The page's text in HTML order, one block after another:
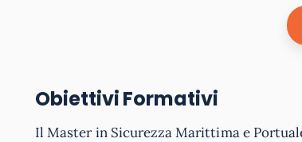
Obiettivi Formativi
Il Master in Sicurezza Marittima e